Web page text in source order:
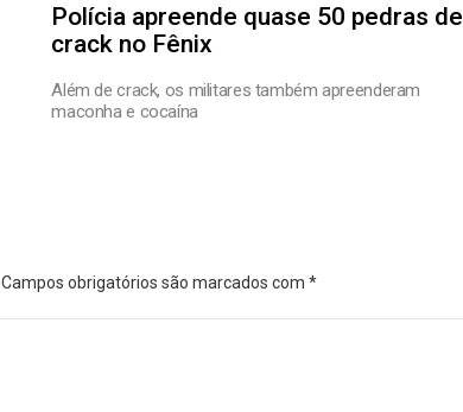
Polícia apreende quase 50 pedras de
crack no Fênix
Além de crack, os militares também apreenderam
maconha e cocaína
Campos obrigatórios são marcados com *